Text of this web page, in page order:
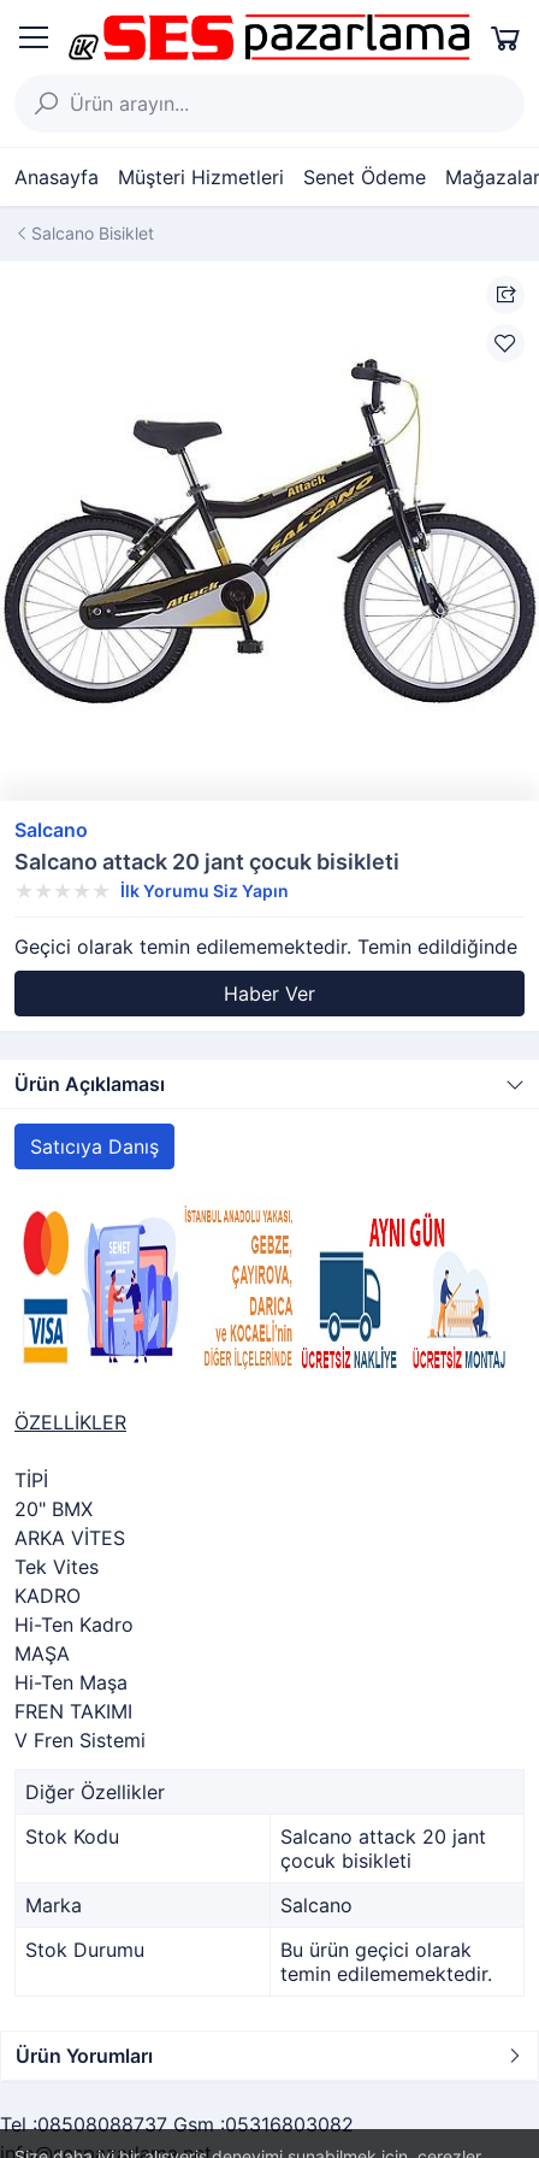
Anasayfa Müşteri Hizmetleri Senet Ödeme
Salcano Bisiklet
Salcano
Salcano attack 20 jant çocuk bisikleti
İlk Yorumu Siz Yapın
Geçici olarak temin edilememektedir. Temin edildiğinde
Haber Ver
Ürün Açıklaması
Satıcıya Danış
ÖZELLİKLER
TİPİ
20" BMX
ARKA VİTES
Tek Vites
KADRO
Hi-Ten Kadro
MAŞA
Hi-Ten Maşa
FREN TAKIMI
V Fren Sistemi
Diğer Özellikler
Stok Kodu
Salcano attack 20 jant
çocuk bisikleti
Marka
Salcano
Stok Durumu
Bu ürün geçici olarak
temin edilememektedir.
Ürün Yorumları
Tel :08508088737 Gsm :05316803082
info@sespazarlama.net